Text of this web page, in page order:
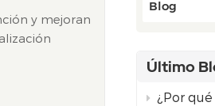
Blog
Último
¿Por qué los niños suelen
y mejoran